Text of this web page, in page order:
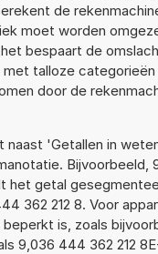
de
moet worden
bespaart de
talloze
door de
naast 'Getallen in
Bijvoorbeeld,
getal
362 212 8. Voor
is, zoals
9,036 444 362 212